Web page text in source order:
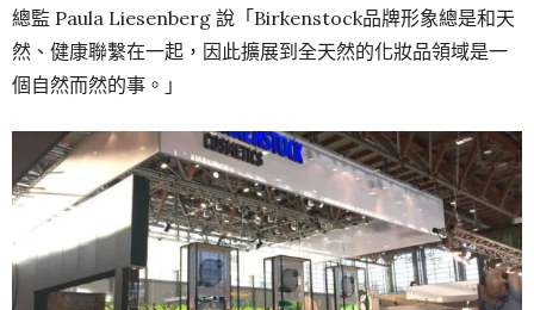
總監 Paula Liesenberg 說「Birkenstock品牌形象總是和天
然、健康聯繫在一起，因此擴展到全天然的化妝品領域是一
個自然而然的事。」